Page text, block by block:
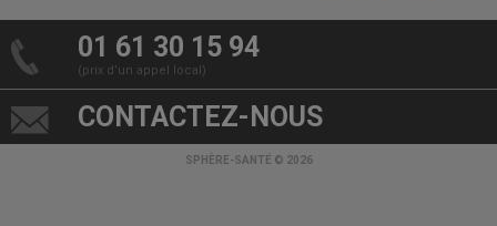
01 61 30 15 94
(prix d’un appel local)
CONTACTEZ-NOUS
SPHÈRE-SANTÉ © 2026